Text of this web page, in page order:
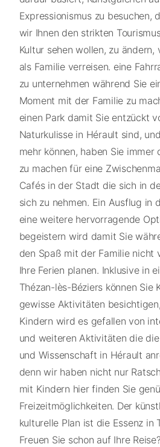
Expressionismus zu besuchen,
wir Ihnen den strikten
Kultur sehen wollen, zu ändern,
als Familie verreisen. eine
zu unternehmen während Sie
Moment mit der Familie zu
einen Park damit Sie entzückt
Naturkulisse in Hérault sind,
mehr können, haben Sie
zu machen für eine
Cafés in der Stadt die sich in
sich zu nehmen. Ein Ausflug in
eine weitere hervorragende
begeistern wird damit Sie
den Spaß mit der Familie nicht
Ihre Ferien planen. Inklusive in
Thézan-lès-Béziers können Sie
gewisse Aktivitäten
Kindern wird es gefallen von
und weiteren Aktivitäten die
und Wissenschaft in Hérault
denn wir haben nicht nur
mit Kindern hier finden Sie
Freizeitmöglichkeiten. Der
kulturelle Plan ist die Essenz in
Freuen Sie schon auf Ihre